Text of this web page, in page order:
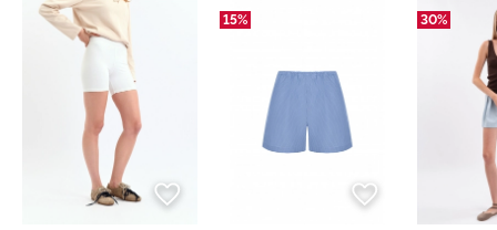
15% 30%